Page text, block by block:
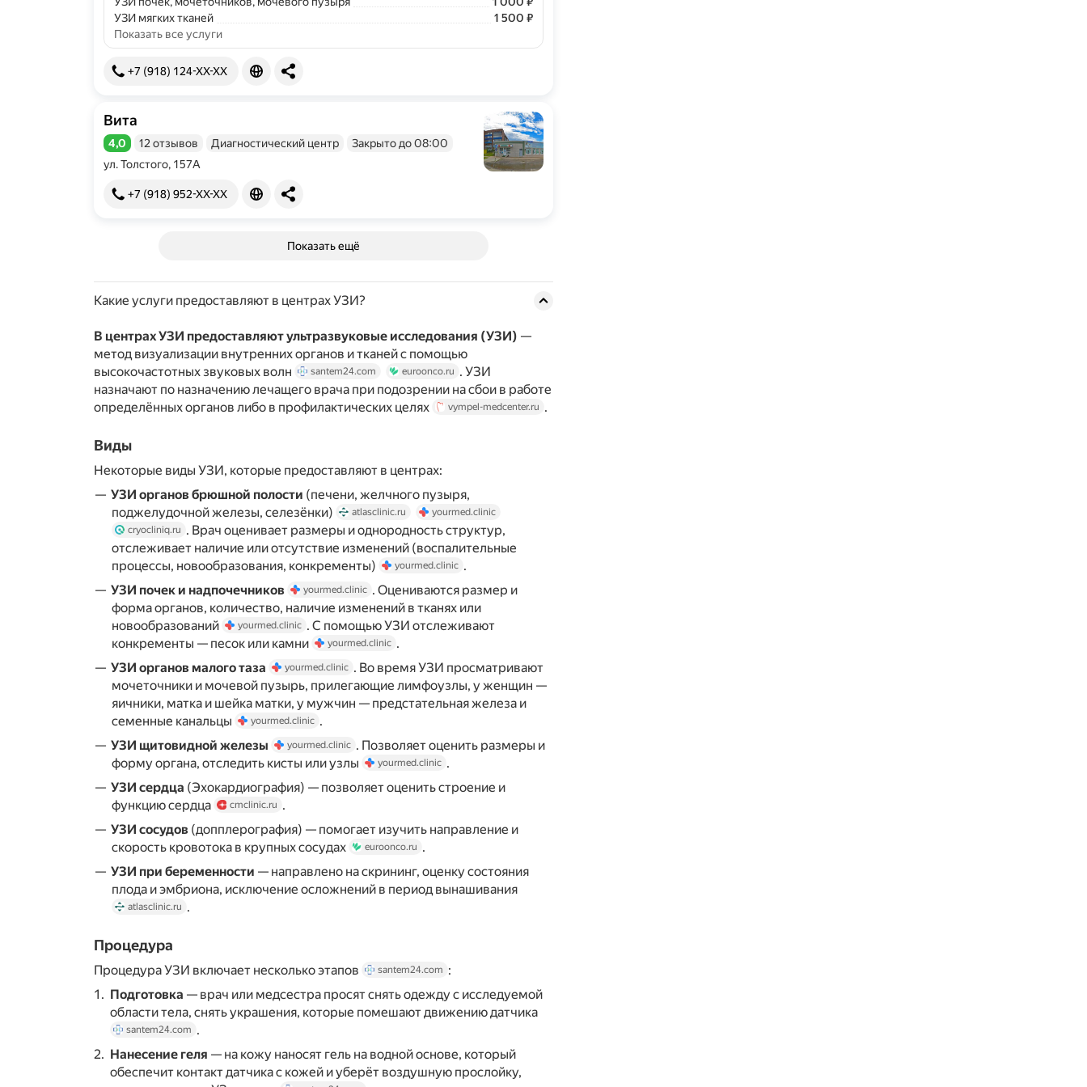
УЗИ мягких тканей
Цена
1500
1 500 ₽
Показать все услуги
+7 (918) 124-XX-XX
Вита
Рейтинг 4,0 из 5
4,0 12 отзывов Диагностический центр
Закрыто до 08:00
ул. Толстого, 157А
+7 (918) 952-XX-XX
Показать ещё
Какие услуги предоставляют в центрах УЗИ?
В центрах УЗИ предоставляют ультразвуковые исследования (УЗИ) —
метод визуализации внутренних органов и тканей с помощью
высокочастотных звуковых волн
santem24.com euroonco.ru . УЗИ
назначают по назначению лечащего врача при подозрении на сбои в работе
определённых органов либо в профилактических целях
vympel-medcenter.ru .
Виды
Некоторые виды УЗИ, которые предоставляют в центрах:
УЗИ органов брюшной полости (печени, желчного пузыря,
поджелудочной железы, селезёнки)
atlasclinic.ru
yourmed.clinic
cryocliniq.ru . Врач оценивает размеры и однородность структур,
отслеживает наличие или отсутствие изменений (воспалительные
процессы, новообразования, конкременты)
yourmed.clinic .
УЗИ почек и надпочечников
yourmed.clinic . Оцениваются размер и
форма органов, количество, наличие изменений в тканях или
новообразований
yourmed.clinic . С помощью УЗИ отслеживают
конкременты — песок или камни
yourmed.clinic .
УЗИ органов малого таза
yourmed.clinic . Во время УЗИ просматривают
мочеточники и мочевой пузырь, прилегающие лимфоузлы, у женщин —
яичники, матка и шейка матки, у мужчин — предстательная железа и
семенные канальцы
yourmed.clinic .
УЗИ щитовидной железы
yourmed.clinic . Позволяет оценить размеры и
форму органа, отследить кисты или узлы
yourmed.clinic .
УЗИ сердца (Эхокардиография) — позволяет оценить строение и
функцию сердца
cmclinic.ru .
УЗИ сосудов (допплерография) — помогает изучить направление и
скорость кровотока в крупных сосудах
euroonco.ru .
УЗИ при беременности — направлено на скрининг, оценку состояния
плода и эмбриона, исключение осложнений в период вынашивания
atlasclinic.ru .
Процедура
Процедура УЗИ включает несколько этапов santem24.com :
Подготовка — врач или медсестра просят снять одежду с исследуемой
области тела, снять украшения, которые помешают движению датчика
santem24.com .
Нанесение геля — на кожу наносят гель на водной основе, который
обеспечит контакт датчика с кожей и уберёт воздушную прослойку,